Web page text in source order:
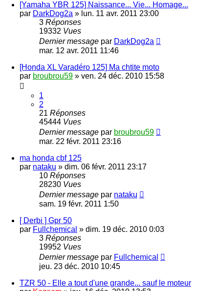
[Yamaha YBR 125] Naissance... Vie... Homage...
par DarkDog2a » lun. 11 avr. 2011 23:00
3 Réponses
19332 Vues
Dernier message par DarkDog2a
mar. 12 avr. 2011 11:46
[Honda XL Varadéro 125] Ma chtite moto
par broubrou59 » ven. 24 déc. 2010 15:58
1
2
21 Réponses
45444 Vues
Dernier message par broubrou59
mar. 22 févr. 2011 23:16
ma honda cbf 125
par nataku » dim. 06 févr. 2011 23:17
10 Réponses
28230 Vues
Dernier message par nataku
sam. 19 févr. 2011 1:50
[ Derbi ] Gpr 50
par Fullchemical » dim. 19 déc. 2010 0:03
3 Réponses
19952 Vues
Dernier message par Fullchemical
jeu. 23 déc. 2010 10:45
TZR 50 - Elle a tout d'une grande... sauf le moteur